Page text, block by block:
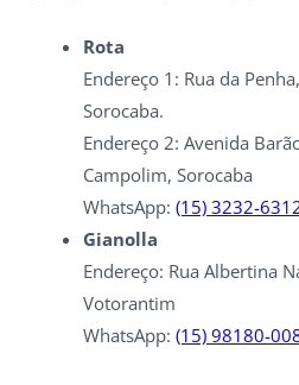
Rota
Endereço 1: Rua da
Sorocaba.
Endereço 2: Avenida
Campolim, Sorocaba
WhatsApp: (15) 3232-
Gianolla
Endereço: Rua Albertina
Votorantim
WhatsApp: (15) 98180-